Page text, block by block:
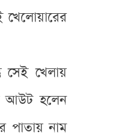
খেলোয়ারের
সেই খেলায়
আউট হলেন
পাতায় নাম